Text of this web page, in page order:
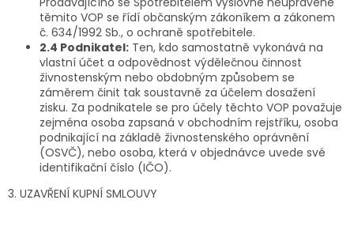
těmito VOP se řídí občanským zákoníkem a zákonem
č. 634/1992 Sb., o ochraně spotřebitele.
2.4 Podnikatel: Ten, kdo samostatně vykonává na
vlastní účet a odpovědnost výdělečnou činnost
živnostenským nebo obdobným způsobem se
záměrem činit tak soustavně za účelem dosažení
zisku. Za podnikatele se pro účely těchto VOP považuje
zejména osoba zapsaná v obchodním rejstříku, osoba
podnikající na základě živnostenského oprávnění
(OSVČ), nebo osoba, která v objednávce uvede své
identifikační číslo (IČO).
3. UZAVŘENÍ KUPNÍ SMLOUVY